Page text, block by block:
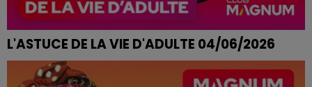
L'ASTUCE DE LA VIE D'ADULTE 04/06/2026
FRUITS QUI MÛRISSENT TROP VITE